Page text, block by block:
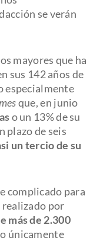
se verán
mayores que ha
sus 142 años de
especialmente
que, en junio
o un 13% de su
plazo de seis
un tercio de su
complicado para
por
más de 2.300
únicamente